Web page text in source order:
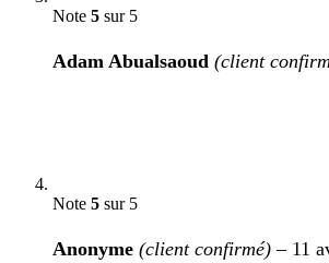
Note 5 sur 5
Adam Abualsaoud (client
Note 5 sur 5
Anonyme (client confirmé) – 11